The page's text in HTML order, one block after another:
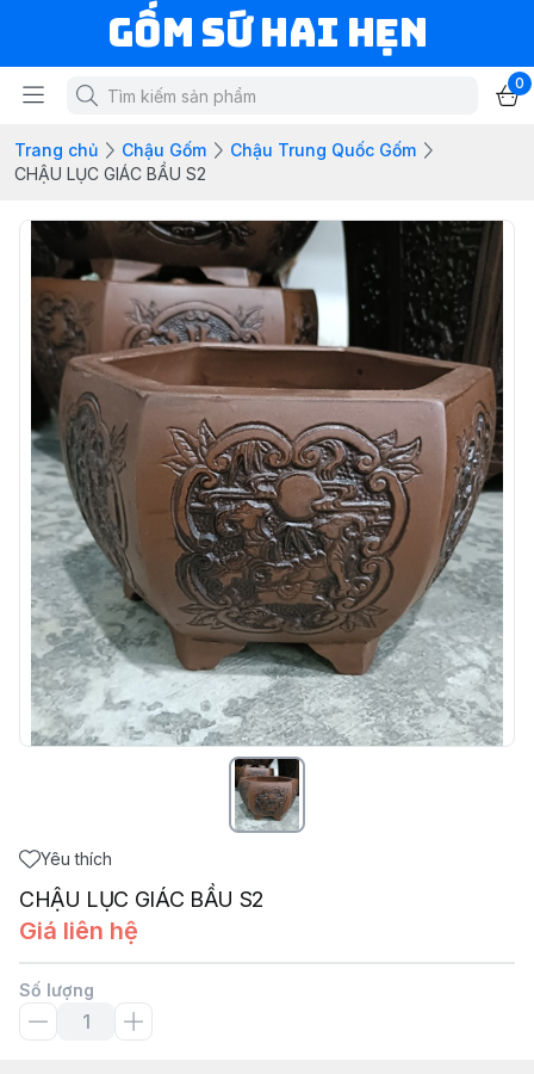
Gốm Sứ Hai Hẹn
0
Trang chủ Chậu Gốm
Chậu Trung Quốc Gốm
CHẬU LỤC GIÁC BẦU S2
Yêu thích
CHẬU LỤC GIÁC BẦU S2
Giá liên hệ
Số lượng